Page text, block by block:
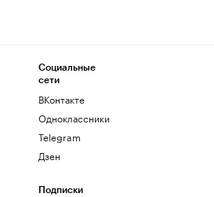
Социальные
сети
ВКонтакте
Одноклассники
Telegram
Дзен
Подписки